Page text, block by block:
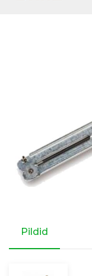
Pildid